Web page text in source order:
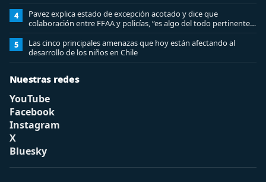
4
Pavez explica estado de excepción acotado y dice que
colaboración entre FFAA y policías, “es algo del todo pertinente
analizar”
5
Las cinco principales amenazas que hoy están afectando al
desarrollo de los niños en Chile
Nuestras redes
YouTube
Facebook
Instagram
X
Bluesky